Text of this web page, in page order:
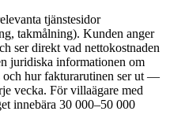
tjänstesidor
takmålning). Kunden anger
ser direkt vad nettokostnaden
juridiska informationen om
och hur fakturarutinen ser ut —
vecka. För villaägare med
innebära 30 000–50 000